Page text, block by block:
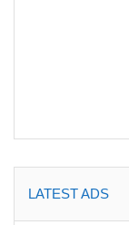
LATEST ADS